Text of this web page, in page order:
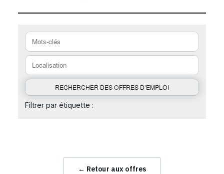
Filtrer par étiquette :
← Retour aux offres